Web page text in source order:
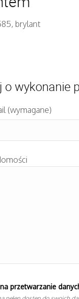
brylant
o wykonanie
(wymagane)
przetwarzanie